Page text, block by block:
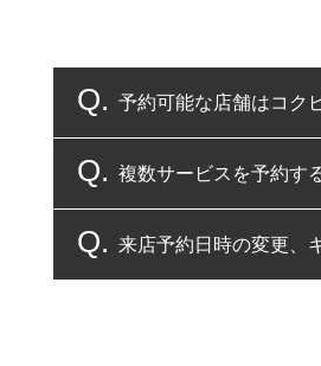
予約可能な店舗はコク
コクピット・タイヤ館
複数サービスを予約す
複数サービスのご予約
来店予約日時の変更、